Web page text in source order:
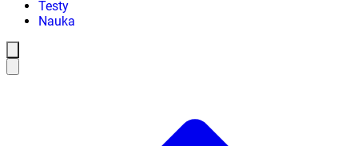
Testy
Nauka